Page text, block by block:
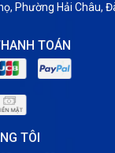
Phường Hải Châu,
TOÁN
TÔI